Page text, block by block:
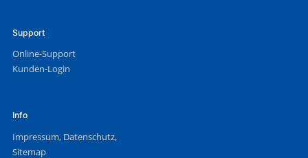
Support
Online-Support
Kunden-Login
Info
Impressum, Datenschutz,
Sitemap